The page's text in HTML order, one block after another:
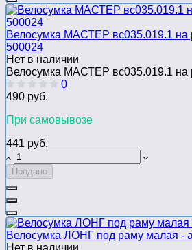
Велосумка МАСТЕР вс035.019.1 на
500024
Нет в наличии
Велосумка МАСТЕР вс035.019.1 на
0
490 руб.
При самовывозе
441 руб.
Продано
Велосумка ЛОНГ под раму малая -
Нет в наличии